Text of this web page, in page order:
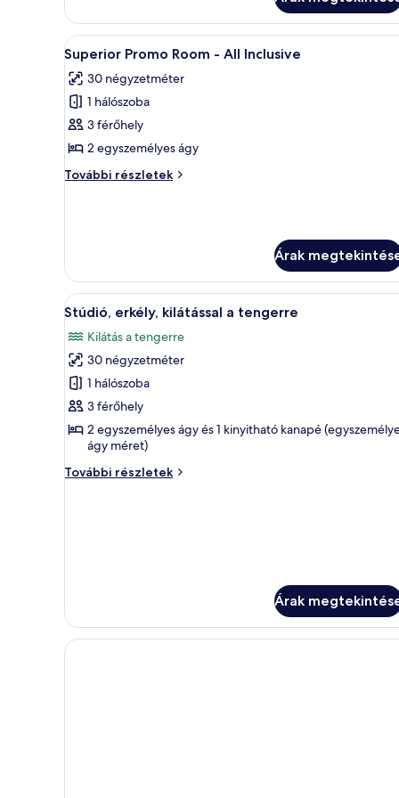
parkra
kilátással
parkra
további
részletei
A
következő
szoba
összes
képének
megtekintése:
Superior
Promo
Inclusive
Superior Promo Room - All
24
Superior Promo Room - All Inclusive
30 négyzetméter
1 hálószoba
3 férőhely
2 egyszemélyes ágy
További részletek
Superior
további
részletei
Árak
A
következő
szoba
összes
képének
megtekintése:
Stúdió,
erkély,
kilátással
Egy szállodai szoba,
15
Stúdió, erkély, kilátással a tengerre
Kilátás a tengerre
30 négyzetméter
1 hálószoba
3 férőhely
2 egyszemélyes ágy és 1 kinyitható kanapé
ágy méret)
További részletek
Stúdió,
Árak